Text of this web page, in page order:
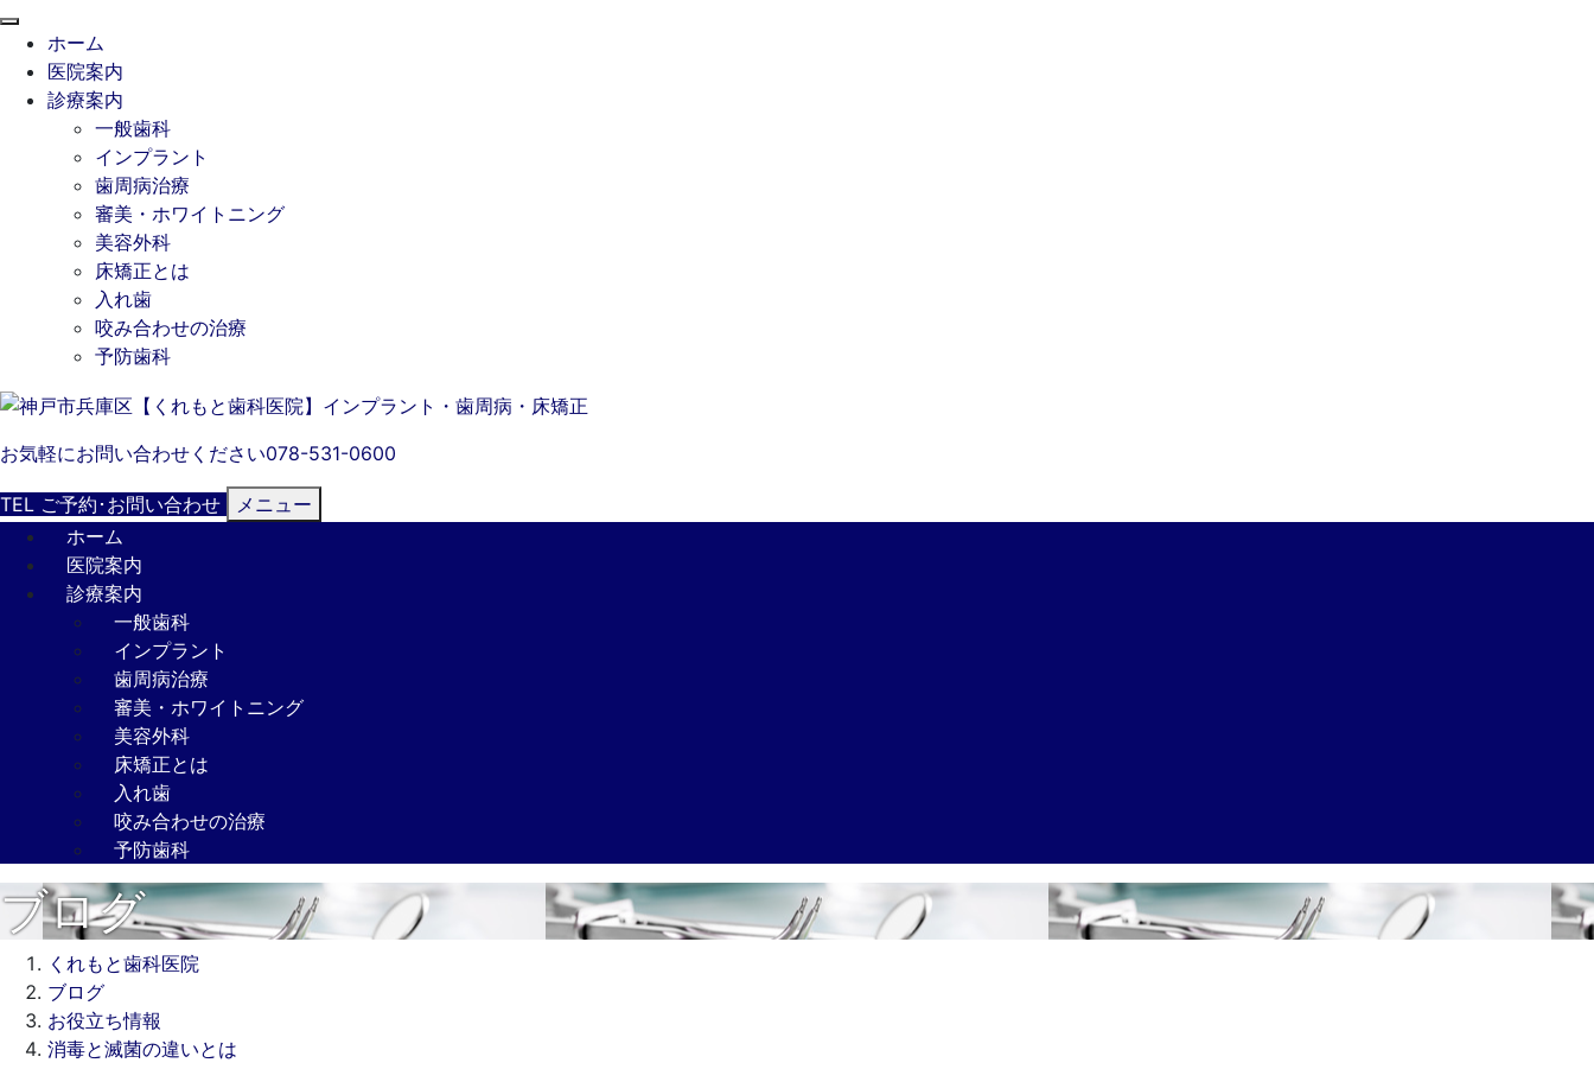
ホーム
医院案内
診療案内
一般歯科
インプラント
歯周病治療
審美・ホワイトニング
美容外科
床矯正とは
入れ歯
咬み合わせの治療
予防歯科
お気軽にお問い合わせください078-531-0600
TEL ご予約･ お問い合わせ
メニュー
ホーム
医院案内
診療案内
一般歯科
インプラント
歯周病治療
審美・ホワイトニング
美容外科
床矯正とは
入れ歯
咬み合わせの治療
予防歯科
ブログ
くれもと歯科医院
ブログ
お役立ち情報
消毒と滅菌の違いとは